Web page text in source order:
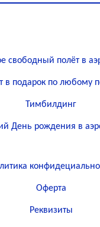
свободный полёт в
в подарок по любому
Тимбилдинг
День рождения в
Оферта
Реквизиты